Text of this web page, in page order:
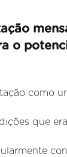
o
como
que